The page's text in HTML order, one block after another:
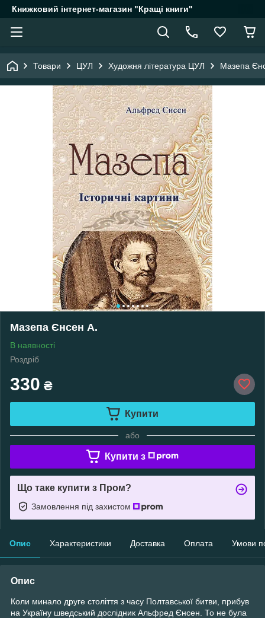
Книжковий інтернет-магазин "Кращі книги"
Товари ЦУЛ Художня література ЦУЛ Мазепа
Мазепа Єнсен А.
В наявності
Роздріб
330 ₴
Купити
або
Купити з
Що таке купити з Пром?
Замовлення під захистом
Опис Характеристики Доставка Оплата Умови
Опис
Коли минало друге століття з часу Полтавської битви, прибув
на Україну шведський дослідник Альфред Єнсен. То не була